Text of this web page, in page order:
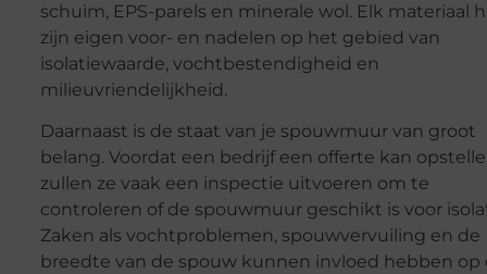
schuim, EPS-parels en minerale wol. Elk materiaal
zijn eigen voor- en nadelen op het gebied van
isolatiewaarde, vochtbestendigheid en
milieuvriendelijkheid.
Daarnaast is de staat van je spouwmuur van groot
belang. Voordat een bedrijf een offerte kan
zullen ze vaak een inspectie uitvoeren om te
controleren of de spouwmuur geschikt is voor
Zaken als vochtproblemen, spouwvervuiling en de
breedte van de spouw kunnen invloed hebben op